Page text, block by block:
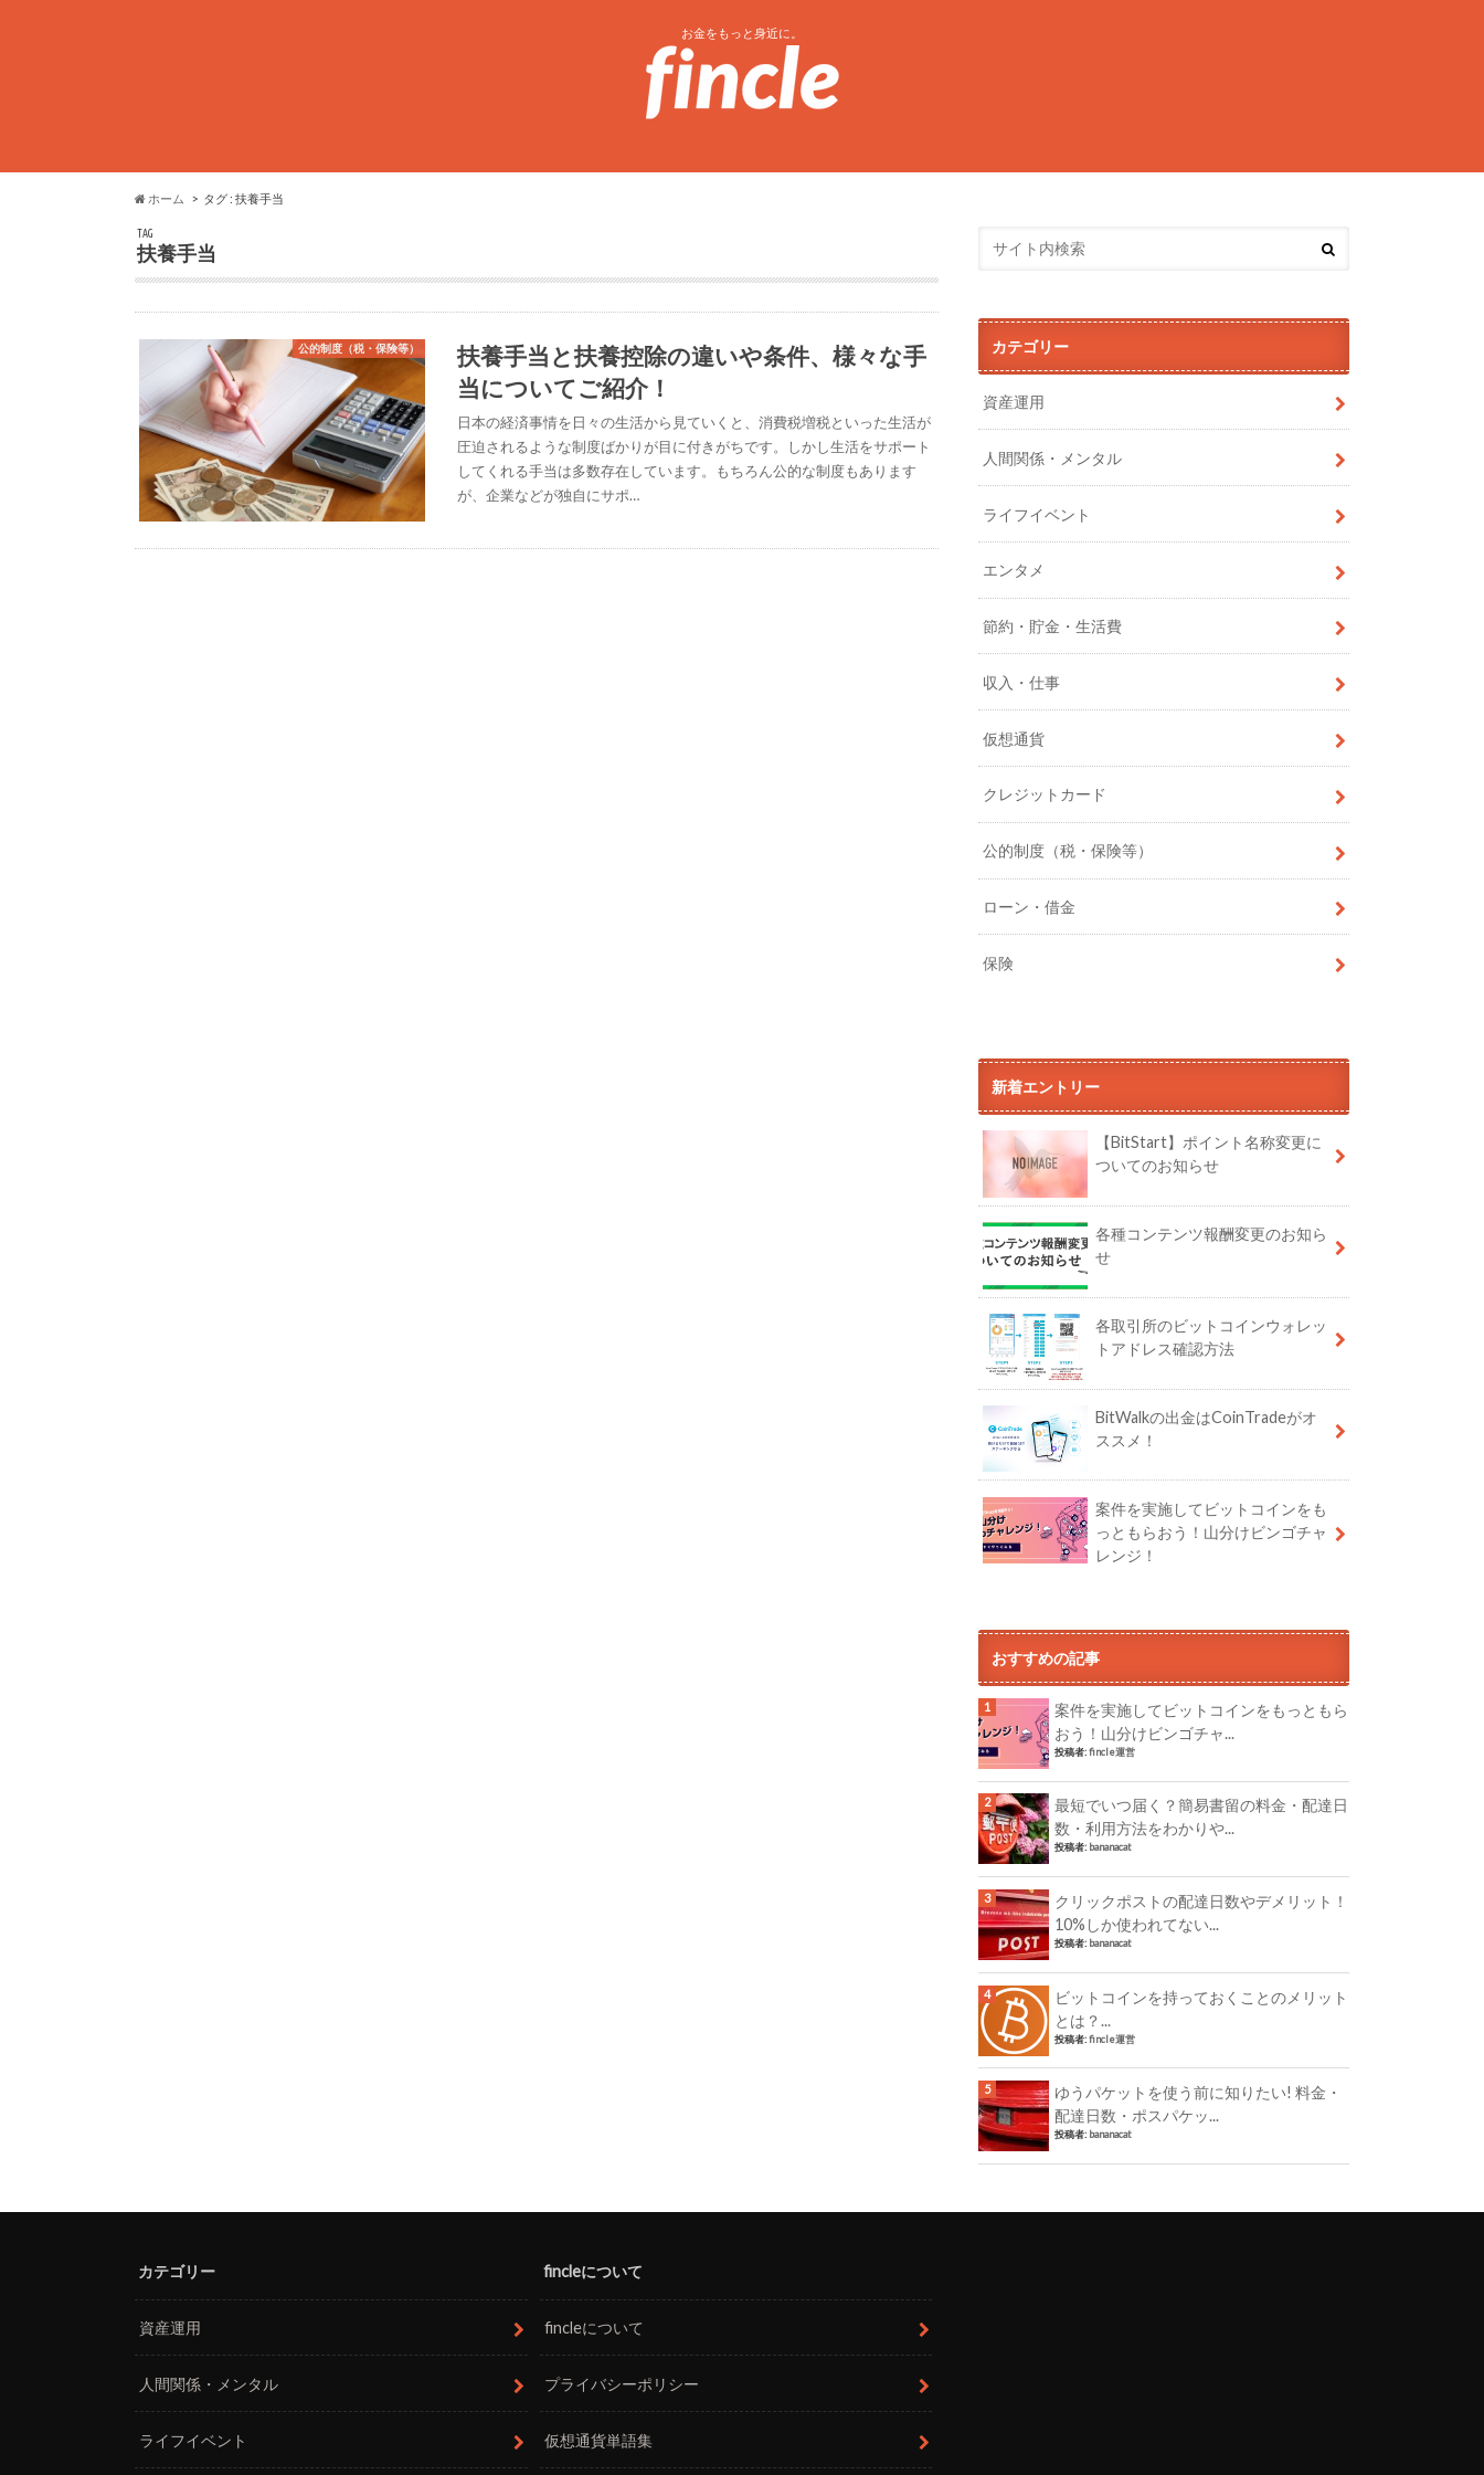
お金をもっと身近に。
ホーム タグ : 扶養手当
TAG
扶養手当
公的制度（税・保険等）
扶養手当と扶養控除の違いや条件、様々な手
当についてご紹介！
日本の経済事情を日々の生活から見ていくと、消費税増税といった生活が
圧迫されるような制度ばかりが目に付きがちです。しかし生活をサポート
してくれる手当は多数存在しています。もちろん公的な制度もあります
が、企業などが独自にサポ…
カテゴリー
資産運用
人間関係・メンタル
ライフイベント
エンタメ
節約・貯金・生活費
収入・仕事
仮想通貨
クレジットカード
公的制度（税・保険等）
ローン・借金
保険
新着エントリー
【BitStart】ポイント名称変更に
ついてのお知らせ
各種コンテンツ報酬変更のお知ら
せ
各取引所のビットコインウォレッ
トアドレス確認方法
BitWalkの出金はCoinTradeがオ
ススメ！
案件を実施してビットコインをも
っともらおう！山分けビンゴチャ
レンジ！
おすすめの記事
案件を実施してビットコインをもっともら
おう！山分けビンゴチャ...
投稿者:fincle運営
最短でいつ届く？簡易書留の料金・配達日
数・利用方法をわかりや...
投稿者: bananacat
クリックポストの配達日数やデメリット！
10%しか使われてない...
投稿者: bananacat
ビットコインを持っておくことのメリット
とは？...
投稿者:fincle運営
ゆうパケットを使う前に知りたい! 料金・
配達日数・ポスパケッ...
投稿者: bananacat
カテゴリー
資産運用
人間関係・メンタル
ライフイベント
fincleについて
fincleについて
プライバシーポリシー
仮想通貨単語集